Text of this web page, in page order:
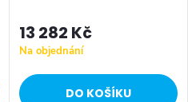
13 282 Kč
Na objednání
DO KOŠÍKU